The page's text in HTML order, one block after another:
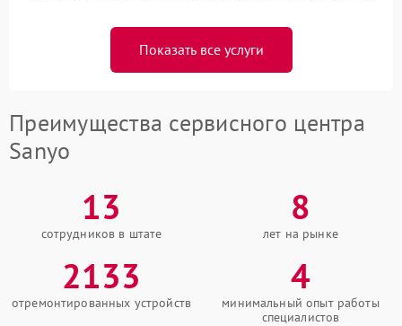
Показать все услуги
Преимущества сервисного центра
Sanyo
13
сотрудников в штате
8
лет на рынке
2133
отремонтированных устройств
4
минимальный опыт работы
специалистов